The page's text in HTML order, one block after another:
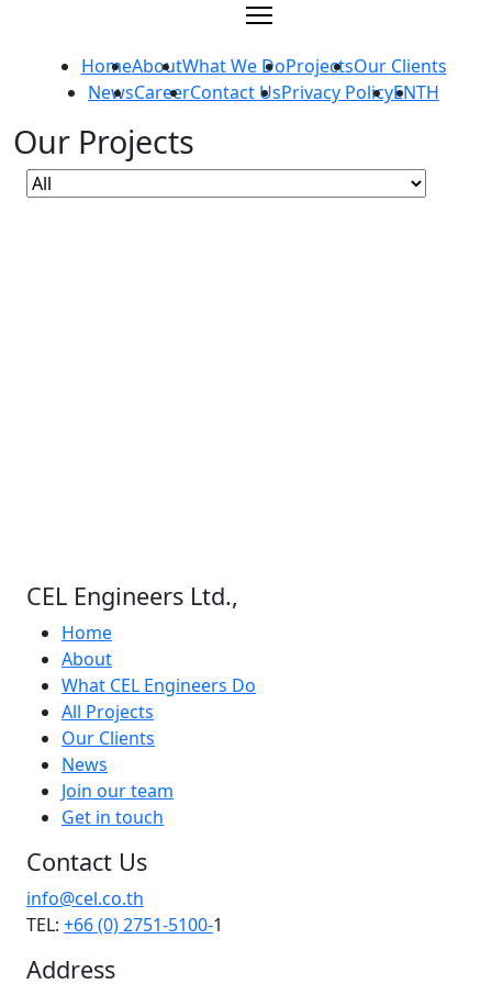
content
HomeAboutWhat We DoProjectsOur Clients
NewsCareerContact UsPrivacy PolicyENTH
Our Projects
โครงการก่อสร้างอาคารเรียนหลังใหม่ของ
ภาควิชาวิศวกรรมอุตสาหการและภาควิชา
วิศวกรรมเครื่องกล
WELLNESS & EDUCATION
CEL Engineers Ltd.,
Home
About
What CEL Engineers Do
All Projects
Our Clients
News
Join our team
Get in touch
Contact Us
info@cel.co.th
TEL: +66 (0) 2751-5100-1
Address